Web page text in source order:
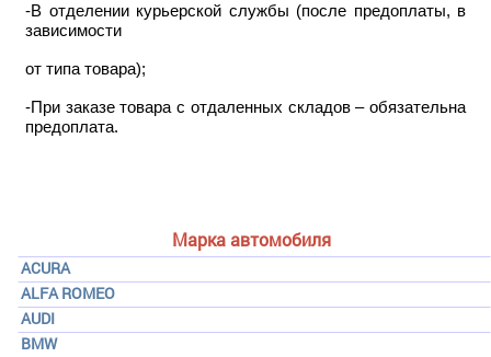
Марка автомобиля
ACURA
ALFA ROMEO
AUDI
BMW
-В отделении курьерской службы (после предоплаты, в
зависимости
от типа товара);
-При заказе товара с отдаленных складов – обязательна
предоплата.